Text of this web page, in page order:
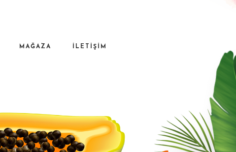
MAĞAZA İLETİŞİM